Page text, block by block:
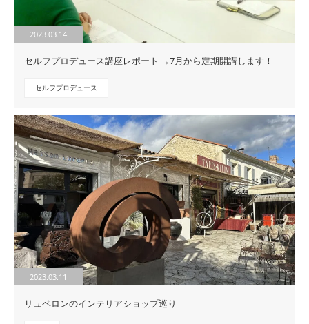
2023.03.14
セルフプロデュース講座レポート →7月から定期開講します！
セルフプロデュース
2023.03.11
リュベロンのインテリアショップ巡り